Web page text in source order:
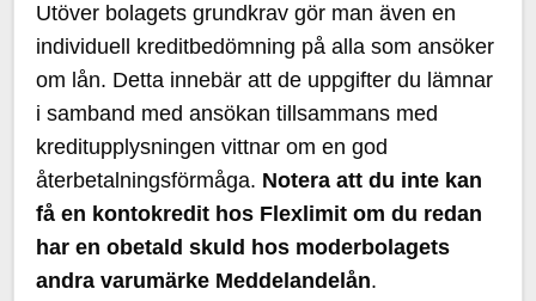
Utöver bolagets grundkrav gör man även en
individuell kreditbedömning på alla som ansöker
om lån. Detta innebär att de uppgifter du lämnar
i samband med ansökan tillsammans med
kreditupplysningen vittnar om en god
återbetalningsförmåga. Notera att du inte kan
få en kontokredit hos Flexlimit om du redan
har en obetald skuld hos moderbolagets
andra varumärke Meddelandelån.